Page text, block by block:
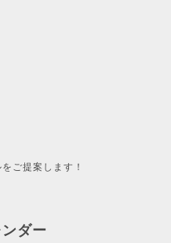
を造るメン
ご提案します！
ダー